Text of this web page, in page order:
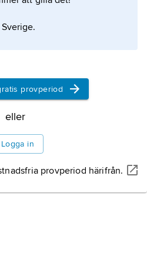
och
provperiod
eller
Logga in
provperiod härifrån.